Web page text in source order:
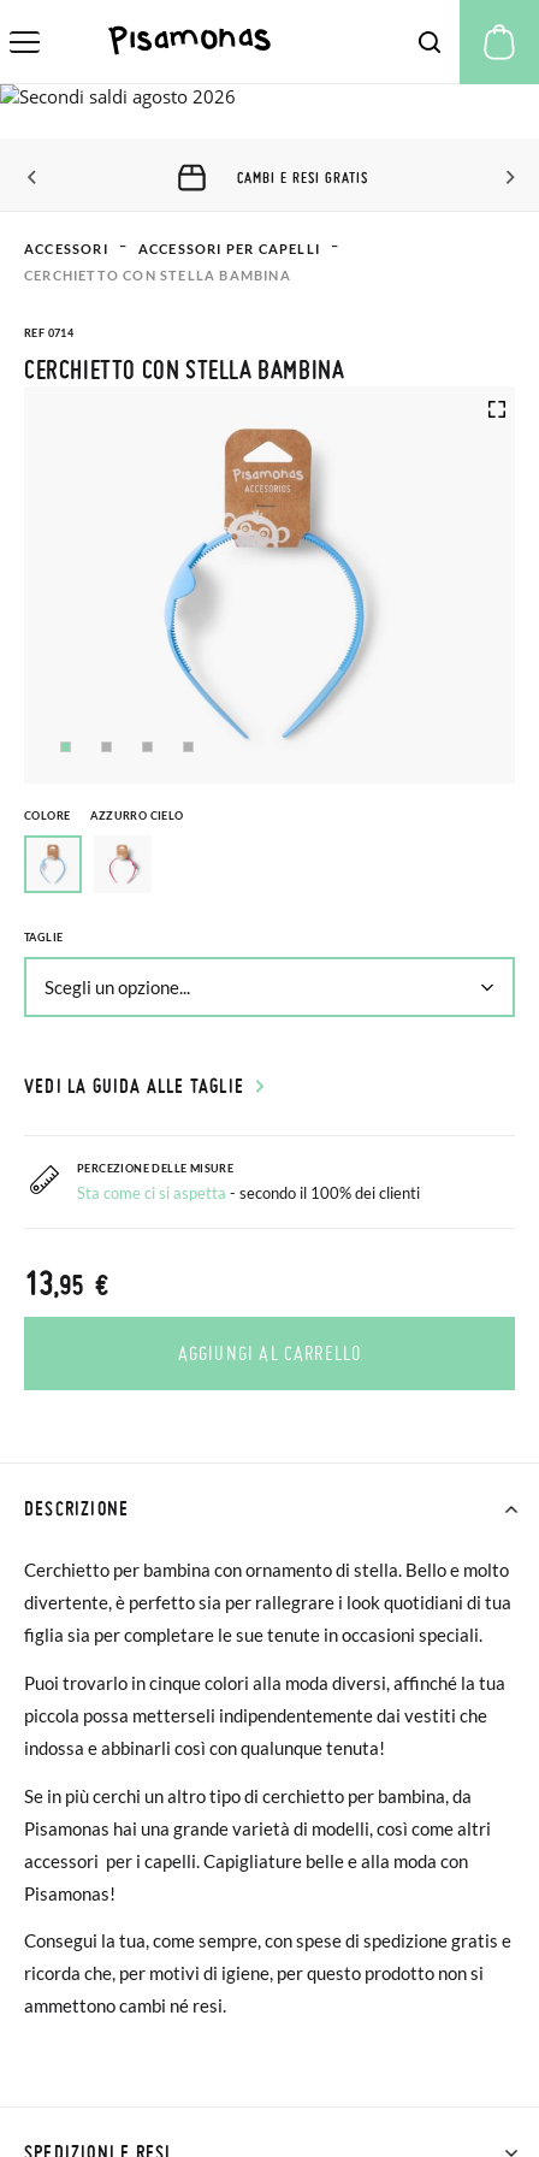
CAMBI E RESI GRATIS
ACCESSORI
ACCESSORI PER CAPELLI
CERCHIETTO CON STELLA BAMBINA
REF 0714
CERCHIETTO CON STELLA BAMBINA
COLORE AZZURRO CIELO
TAGLIE
VEDI LA GUIDA ALLE TAGLIE
PERCEZIONE DELLE MISURE
Sta come ci si aspetta - secondo il 100% dei clienti
13,95 €
AGGIUNGI AL CARRELLO
DESCRIZIONE
Cerchietto per bambina con ornamento di stella. Bello e molto
divertente, è perfetto sia per rallegrare i look quotidiani di tua
figlia sia per completare le sue tenute in occasioni speciali.
Puoi trovarlo in cinque colori alla moda diversi, affinché la tua
piccola possa metterseli indipendentemente dai vestiti che
indossa e abbinarli così con qualunque tenuta!
Se in più cerchi un altro tipo di cerchietto per bambina, da
Pisamonas hai una grande varietà di modelli, così come altri
accessori per i capelli. Capigliature belle e alla moda con
Pisamonas!
Consegui la tua, come sempre, con spese di spedizione gratis e
ricorda che, per motivi di igiene, per questo prodotto non si
ammettono cambi né resi.
SPEDIZIONI E RESI